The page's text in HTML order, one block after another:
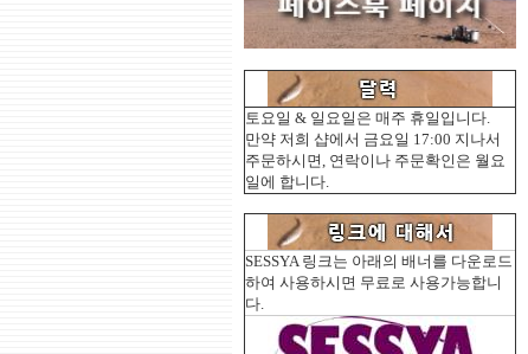
토요일 & 일요일은 매주 휴일입니다.
만약 저희 샵에서 금요일 17:00 지나서
주문하시면, 연락이나 주문확인은 월요
일에 합니다.
SESSYA 링크는 아래의 배너를 다운로드
하여 사용하시면 무료로 사용가능합니
다.